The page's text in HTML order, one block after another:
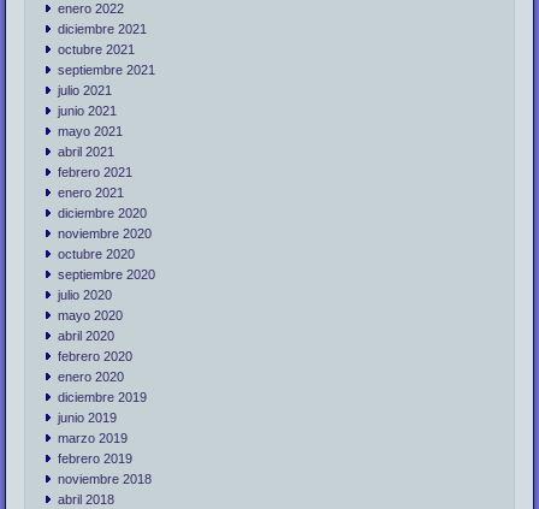
enero 2022
diciembre 2021
octubre 2021
septiembre 2021
julio 2021
junio 2021
mayo 2021
abril 2021
febrero 2021
enero 2021
diciembre 2020
noviembre 2020
octubre 2020
septiembre 2020
julio 2020
mayo 2020
abril 2020
febrero 2020
enero 2020
diciembre 2019
junio 2019
marzo 2019
febrero 2019
noviembre 2018
abril 2018